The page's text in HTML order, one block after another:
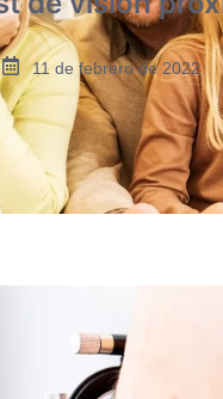
11 de febrero de 2022